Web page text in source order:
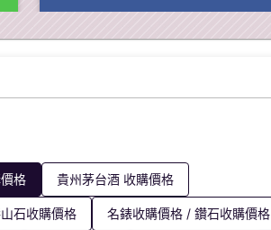
格 貴州茅台酒 收購價格
石收購價格 名錶收購價格 / 鑽石收購價格